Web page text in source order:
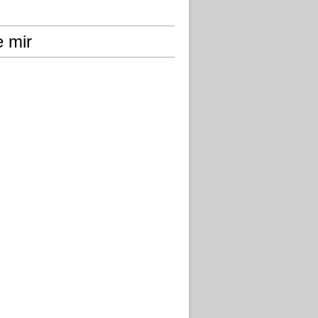
mir